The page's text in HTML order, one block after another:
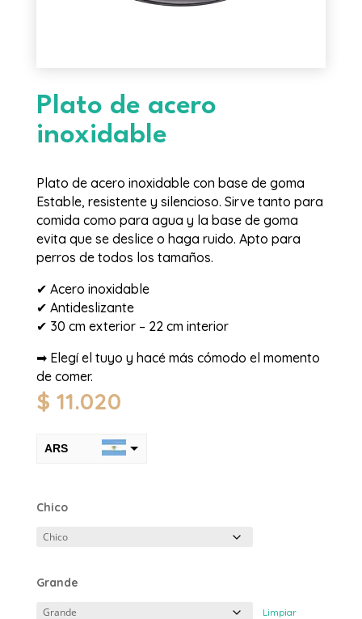
Plato de acero
inoxidable
Plato de acero inoxidable con base de goma
Estable, resistente y silencioso. Sirve tanto para
comida como para agua y la base de goma
evita que se deslice o haga ruido. Apto para
perros de todos los tamaños.
✔ Acero inoxidable
✔ Antideslizante
✔ 30 cm exterior – 22 cm interior
➡ Elegí el tuyo y hacé más cómodo el momento
de comer.
$ 11.020
ARS
Chico
Grande
Limpiar